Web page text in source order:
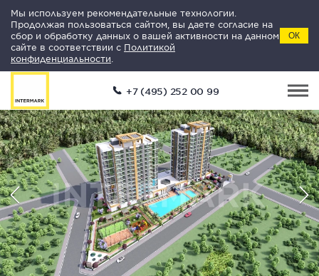
Мы используем рекомендательные технологии.
Продолжая пользоваться сайтом, вы даете согласие на
сбор и обработку данных о вашей активности на данном
сайте в соответствии с Политикой
конфиденциальности
ОК
+7 (495) 252 00 99